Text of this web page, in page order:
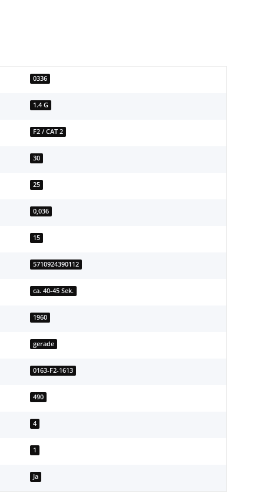
0336
1.4 G
F2 / CAT 2
30
25
0,036
15
5710924390112
ca. 40-45 Sek.
1960
gerade
0163-F2-1613
490
4
1
Ja